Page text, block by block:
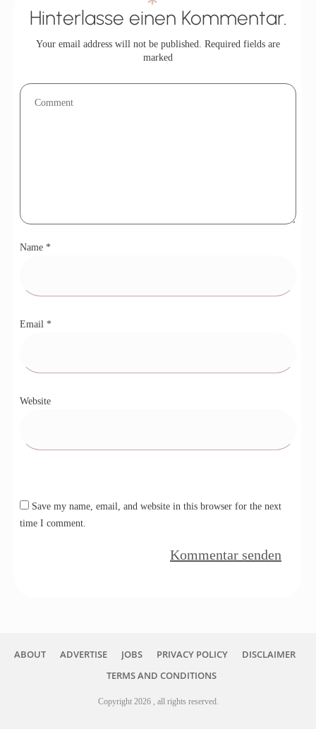
Hinterlasse einen Kommentar.
Your email address will not be published. Required fields are
marked
Name *
Email *
Website
Save my name, email, and website in this browser for the next
time I comment.
Kommentar senden
ABOUT ADVERTISE JOBS PRIVACY POLICY
DISCLAIMER
TERMS AND CONDITIONS
Copyright 2026 , all rights reserved.